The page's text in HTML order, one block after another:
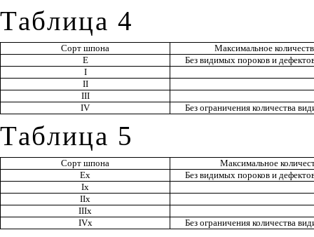
Таблица 4
Сорт шпона
Максимальное
Е
Без видимых пороков и
I
II
III
IV
Без ограничения количества
Таблица 5
Сорт шпона
Максимальное
Ех
Без видимых пороков и
Iх
IIх
IIIx
IVx
Без ограничения количества